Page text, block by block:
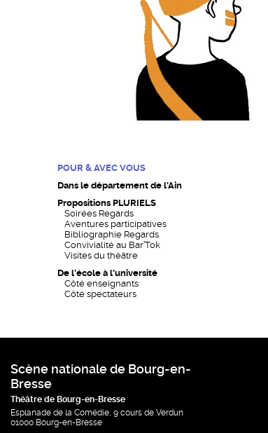
POUR & AVEC VOUS
Dans le département de l’Ain
Propositions PLURIELS
Soirées Regards
Aventures participatives
Bibliographie Regards
Convivialité au Bar’Tok
Visites du théâtre
De l’école à l’université
Côté enseignants
Côté spectateurs
Scène nationale de Bourg-en-
Bresse
Théâtre de Bourg-en-Bresse
Esplanade de la Comédie, 9 cours de Verdun
01000 Bourg-en-Bresse